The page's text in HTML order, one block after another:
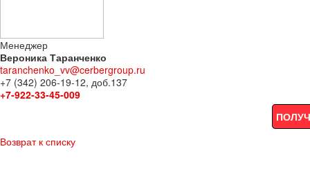
Менеджер
Вероника Таранченко
taranchenko_vv@cerbergroup.ru
+7 (342) 206-19-12, доб.137
+7-922-33-45-009
Возврат к списку